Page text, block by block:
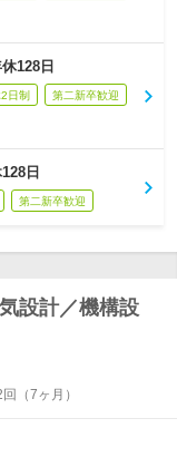
128日
日制 第二新卒歓迎
日
第二新卒歓迎
設計／機構設
（7ヶ月）